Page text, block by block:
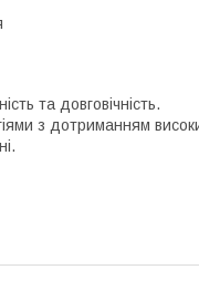
та довговічність.
з дотриманням